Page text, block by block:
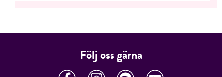
Jag accepterar villkoren.Följ oss gärna